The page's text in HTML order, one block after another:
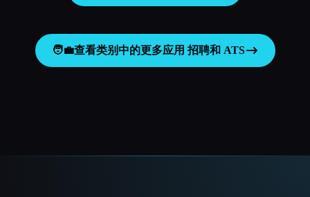
🧑‍💼查看类别中的更多应用 招聘和 ATS